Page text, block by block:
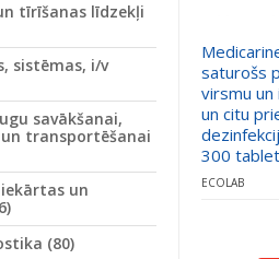
tīrīšanas līdzekļi
sistēmas, i/v
savākšanai,
transportēšanai
un
(80)
saturošs
virsmu
un citu
300
ECOLAB